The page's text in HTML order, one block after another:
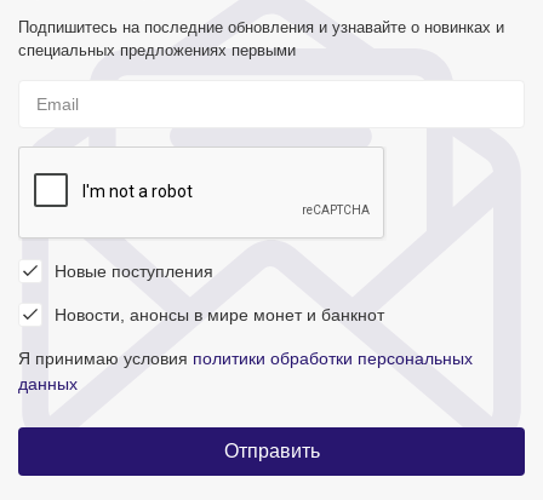
Подпишитесь на последние обновления и узнавайте о новинках и
специальных предложениях первыми
Новые поступления
Новости, анонсы в мире монет и банкнот
Я принимаю условия политики обработки персональных
данных